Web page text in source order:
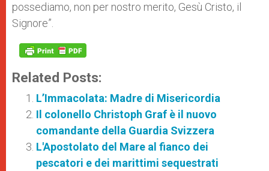
possediamo, non per nostro merito, Gesù Cristo, il
Signore”.
Related Posts:
L’Immacolata: Madre di Misericordia
Il colonello Christoph Graf è il nuovo
comandante della Guardia Svizzera
L'Apostolato del Mare al fianco dei
pescatori e dei marittimi sequestrati